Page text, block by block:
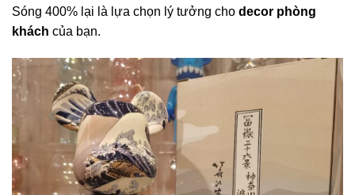
Sóng 400% lại là lựa chọn lý tưởng cho decor phòng
khách của bạn.